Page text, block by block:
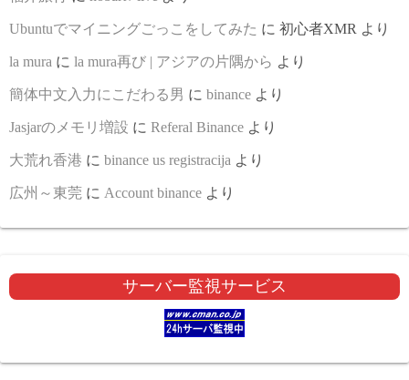
Ubuntuでマイニングごっこをしてみた に 初心者XMR より
la mura に la mura再び | アジアの片隅から より
簡体中文入力にこだわる男 に binance より
Jasjarのメモリ増設 に Referal Binance より
大荒れ香港 に binance us registracija より
広州～東莞 に Account binance より
サーバー監視サービス